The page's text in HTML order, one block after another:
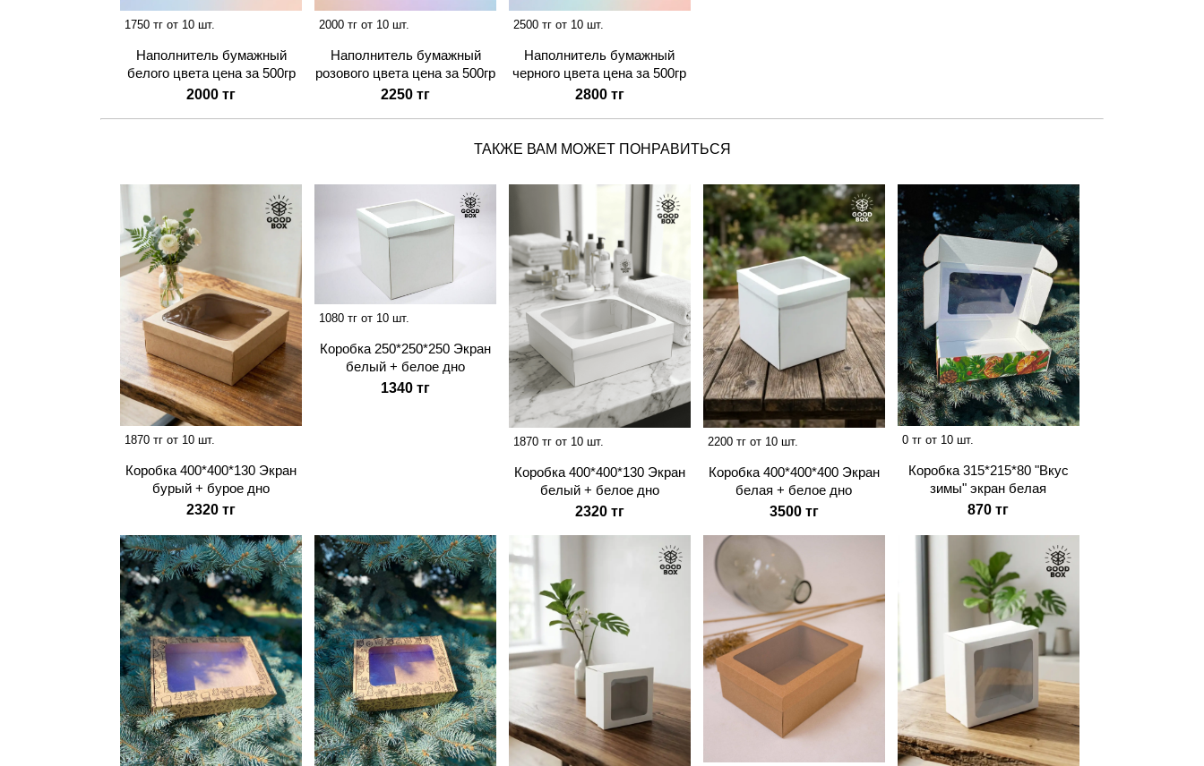
1750 тг от 10 шт.
Наполнитель бумажный
белого цвета цена за 500гр
2000 тг
2000 тг от 10 шт.
Наполнитель бумажный
розового цвета цена за 500гр
2250 тг
2500 тг от 10 шт.
Наполнитель бумажный
черного цвета цена за 500гр
2800 тг
ТАКЖЕ ВАМ МОЖЕТ ПОНРАВИТЬСЯ
1870 тг от 10 шт.
Коробка 400*400*130 Экран
бурый + бурое дно
2320 тг
1080 тг от 10 шт.
Коробка 250*250*250 Экран
белый + белое дно
1340 тг
1870 тг от 10 шт.
Коробка 400*400*130 Экран
белый + белое дно
2320 тг
2200 тг от 10 шт.
Коробка 400*400*400 Экран
белая + белое дно
3500 тг
0 тг от 10 шт.
Коробка 315*215*80 "Вкус
зимы" экран белая
870 тг